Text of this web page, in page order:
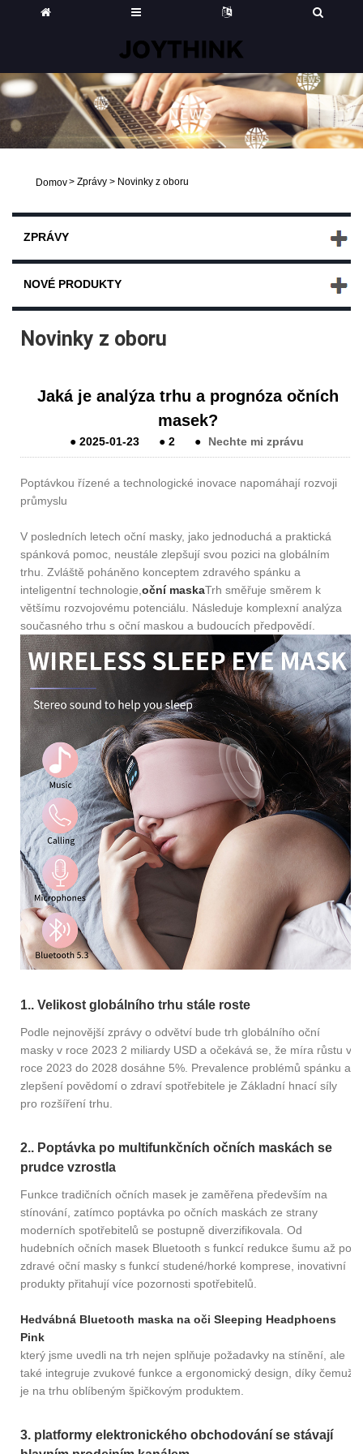
Domov> Zprávy > Novinky z oboru
ZPRÁVY
NOVÉ PRODUKTY
Novinky z oboru
Jaká je analýza trhu a prognóza očních
masek?
●2025-01-23 ●2 ● Nechte mi zprávu
Poptávkou řízené a technologické inovace napomáhají rozvoji
průmyslu
V posledních letech oční masky, jako jednoduchá a praktická
spánková pomoc, neustále zlepšují svou pozici na globálním
trhu. Zvláště poháněno konceptem zdravého spánku a
inteligentní technologie,oční maskaTrh směřuje směrem k
většímu rozvojovému potenciálu. Následuje komplexní analýza
současného trhu s oční maskou a budoucích předpovědí.
1.. Velikost globálního trhu stále roste
Podle nejnovější zprávy o odvětví bude trh globálního oční
masky v roce 2023 2 miliardy USD a očekává se, že míra růstu v
roce 2023 do 2028 dosáhne 5%. Prevalence problémů spánku a
zlepšení povědomí o zdraví spotřebitele je Základní hnací síly
pro rozšíření trhu.
2.. Poptávka po multifunkčních očních maskách se
prudce vzrostla
Funkce tradičních očních masek je zaměřena především na
stínování, zatímco poptávka po očních maskách ze strany
moderních spotřebitelů se postupně diverzifikovala. Od
hudebních očních masek Bluetooth s funkcí redukce šumu až po
zdravé oční masky s funkcí studené/horké komprese, inovativní
produkty přitahují více pozornosti spotřebitelů.
Hedvábná Bluetooth maska ​​na oči Sleeping Headphoens
Pink
který jsme uvedli na trh nejen splňuje požadavky na stínění, ale
také integruje zvukové funkce a ergonomický design, díky čemuž
je na trhu oblíbeným špičkovým produktem.
3. platformy elektronického obchodování se stávají